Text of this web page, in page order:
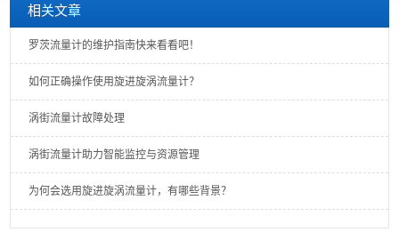
相关文章
罗茨流量计的维护指南快来看看吧！
如何正确操作使用旋进旋涡流量计？
涡街流量计故障处理
涡街流量计助力智能监控与资源管理
为何会选用旋进旋涡流量计，有哪些背景？